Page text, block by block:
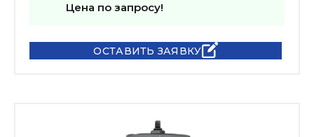
Цена по запросу!
ОСТАВИТЬ ЗАЯВКУ